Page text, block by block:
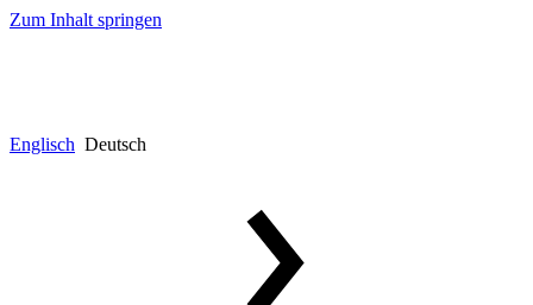
Zum Inhalt springen
Englisch Deutsch